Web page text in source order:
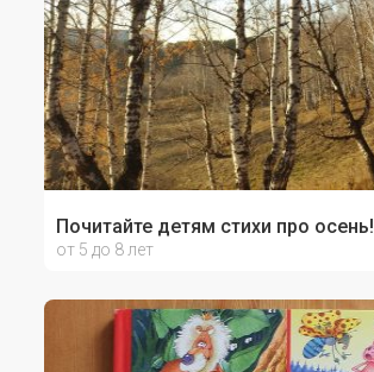
Почитайте детям стихи про осень!
от 5 до 8 лет